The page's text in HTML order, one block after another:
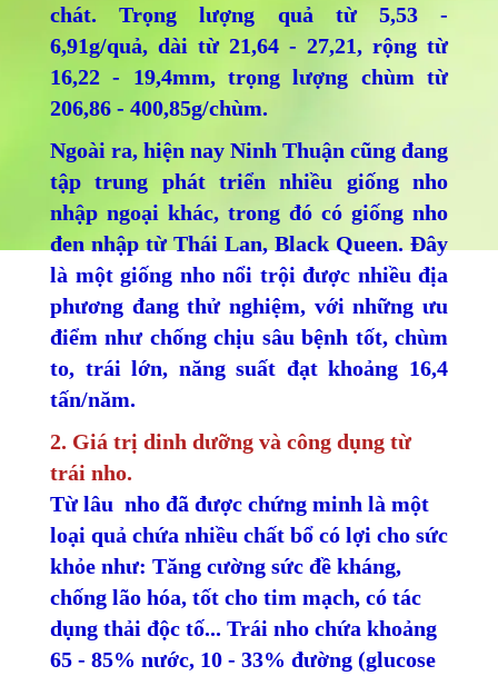
chát. Trọng lượng quả từ 5,53 -
6,91g/quả, dài từ 21,64 - 27,21, rộng từ
16,22 - 19,4mm, trọng lượng chùm từ
206,86 - 400,85g/chùm.
Ngoài ra, hiện nay Ninh Thuận cũng đang
tập trung phát triển nhiều giống nho
nhập ngoại khác, trong đó có giống nho
đen nhập từ Thái Lan, Black Queen. Đây
là một giống nho nổi trội được nhiều địa
phương đang thử nghiệm, với những ưu
điểm như chống chịu sâu bệnh tốt, chùm
to, trái lớn, năng suất đạt khoảng 16,4
tấn/năm.
2. Giá trị dinh dưỡng và công dụng từ
trái nho.
Từ lâu nho đã được chứng minh là một
loại quả chứa nhiều chất bổ có lợi cho sức
khỏe như: Tăng cường sức đề kháng,
chống lão hóa, tốt cho tim mạch, có tác
dụng thải độc tố... Trái nho chứa khoảng
65 - 85% nước, 10 - 33% đường (glucose